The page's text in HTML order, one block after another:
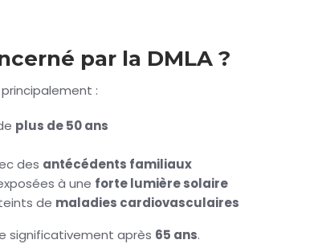
par la DMLA ?
:
plus de 50 ans
des antécédents familiaux
à une forte lumière solaire
de maladies cardiovasculaires
significativement après 65 ans.